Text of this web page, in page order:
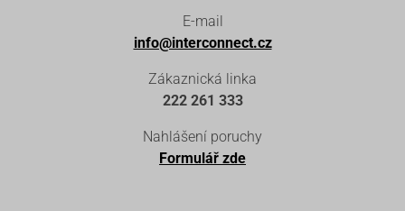
E-mail
info@interconnect.cz
Zákaznická linka
222 261 333
Nahlášení poruchy
Formulář zde